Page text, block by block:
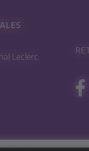
Leclerc